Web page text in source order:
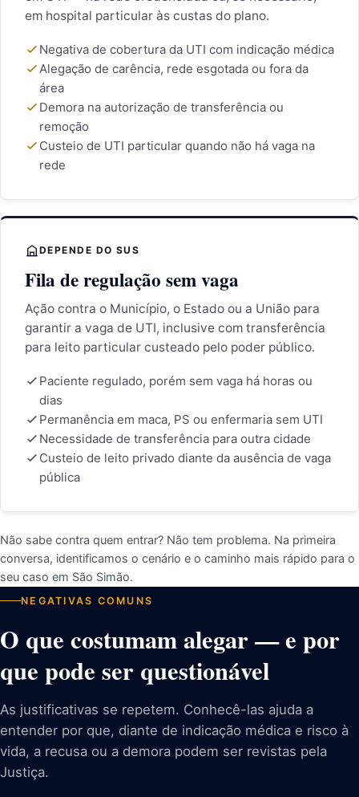
em hospital particular às custas do plano.
Negativa de cobertura da UTI com indicação médica
Alegação de carência, rede esgotada ou fora da
área
Demora na autorização de transferência ou
remoção
Custeio de UTI particular quando não há vaga na
rede
DEPENDE DO SUS
Fila de regulação sem vaga
Ação contra o Município, o Estado ou a União para
garantir a vaga de UTI, inclusive com transferência
para leito particular custeado pelo poder público.
Paciente regulado, porém sem vaga há horas ou
dias
Permanência em maca, PS ou enfermaria sem UTI
Necessidade de transferência para outra cidade
Custeio de leito privado diante da ausência de vaga
pública
Não sabe contra quem entrar? Não tem problema. Na primeira
conversa, identificamos o cenário e o caminho mais rápido para o
seu caso em São Simão.
NEGATIVAS COMUNS
O que costumam alegar — e por
que pode ser questionável
As justificativas se repetem. Conhecê-las ajuda a
entender por que, diante de indicação médica e risco à
vida, a recusa ou a demora podem ser revistas pela
Justiça.